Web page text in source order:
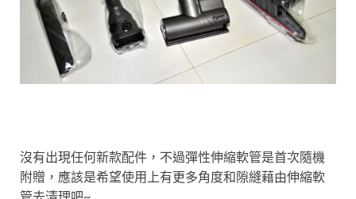
沒有出現任何新款配件，不過彈性伸縮軟管是首次隨機
附贈，應該是希望使用上有更多角度和隙縫藉由伸縮軟